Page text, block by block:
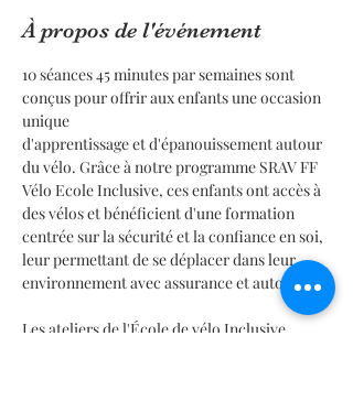
À propos de l'événement
10 séances 45 minutes par semaines sont
conçus pour offrir aux enfants une occasion
unique
d'apprentissage et d'épanouissement autour
du vélo. Grâce à notre programme SRAV FF
Vélo Ecole Inclusive, ces enfants ont accès à
des vélos et bénéficient d'une formation
centrée sur la sécurité et la confiance en soi,
leur permettant de se déplacer dans leur
environnement avec assurance et autonomie.
Les ateliers de l'École de vélo Inclusive